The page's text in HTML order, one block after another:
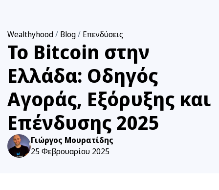
Wealthyhood/ Blog/ Επενδύσεις
Το Bitcoin στην
Ελλάδα: Οδηγός
Αγοράς, Εξόρυξης και
Επένδυσης 2025
Γιώργος Μουρατίδης
25 Φεβρουαρίου 2025